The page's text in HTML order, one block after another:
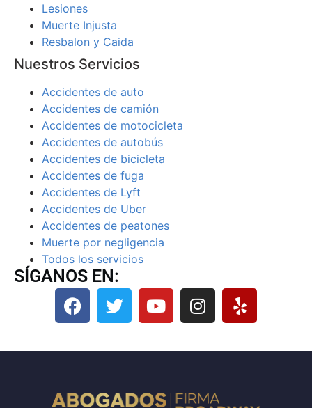
Lesiones
Muerte Injusta
Resbalon y Caida
Nuestros Servicios
Accidentes de auto
Accidentes de camión
Accidentes de motocicleta
Accidentes de autobús
Accidentes de bicicleta
Accidentes de fuga
Accidentes de Lyft
Accidentes de Uber
Accidentes de peatones
Muerte por negligencia
Todos los servicios
SÍGANOS EN: